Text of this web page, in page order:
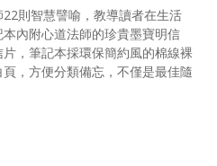
則智慧譬喻，教導讀者在生活
內附心道法師的珍貴墨寶明信
，筆記本採環保簡約風的棉線裸
，方便分類備忘，不僅是最佳隨